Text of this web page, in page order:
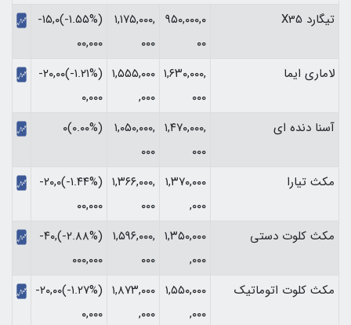
تیگارد X35
۹۵۰,۰۰۰,۰
۰۰
۱,۱۷۵,۰۰۰,
۰۰۰
(‎-۱.۵۵%‏)‎-۱۵,۰
۰۰,۰۰۰‏
لاماری ایما
۱,۶۳۰,۰۰۰,
۰۰۰
۱,۵۵۵,۰۰۰
,۰۰۰
(‎-۱.۲۱%‏)‎-۲۰,۰۰
۰,۰۰۰‏
آسنا دنده ای
۱,۴۷۰,۰۰۰,
۰۰۰
۱,۰۵۰,۰۰۰,
۰۰۰
(۰.۰۰%)۰
مکث تیارا
۱,۳۷۰,۰۰۰
,۰۰۰
۱,۳۶۶,۰۰۰,
۰۰۰
(‎-۱.۴۴%‏)‎-۲۰,۰
۰۰,۰۰۰‏
مکث کلوت دستی
۱,۳۵۰,۰۰۰
,۰۰۰
۱,۵۹۶,۰۰۰,
۰۰۰
(‎-۲.۸۸%‏)‎-۴۰,
۰۰۰,۰۰۰‏
مکث کلوت اتوماتیک
۱,۵۵۰,۰۰۰
,۰۰۰
۱,۸۷۳,۰۰۰
,۰۰۰
(‎-۱.۲۷%‏)‎-۲۰,۰۰
۰,۰۰۰‏